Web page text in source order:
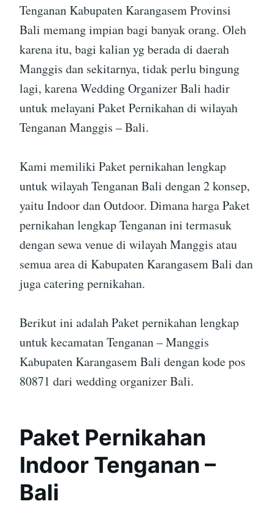
Tenganan Kabupaten Karangasem Provinsi
Bali memang impian bagi banyak orang. Oleh
karena itu, bagi kalian yg berada di daerah
Manggis dan sekitarnya, tidak perlu bingung
lagi, karena Wedding Organizer Bali hadir
untuk melayani Paket Pernikahan di wilayah
Tenganan Manggis – Bali.
Kami memiliki Paket pernikahan lengkap
untuk wilayah Tenganan Bali dengan 2 konsep,
yaitu Indoor dan Outdoor. Dimana harga Paket
pernikahan lengkap Tenganan ini termasuk
dengan sewa venue di wilayah Manggis atau
semua area di Kabupaten Karangasem Bali dan
juga catering pernikahan.
Berikut ini adalah Paket pernikahan lengkap
untuk kecamatan Tenganan – Manggis
Kabupaten Karangasem Bali dengan kode pos
80871 dari wedding organizer Bali.
Paket Pernikahan
Indoor Tenganan –
Bali